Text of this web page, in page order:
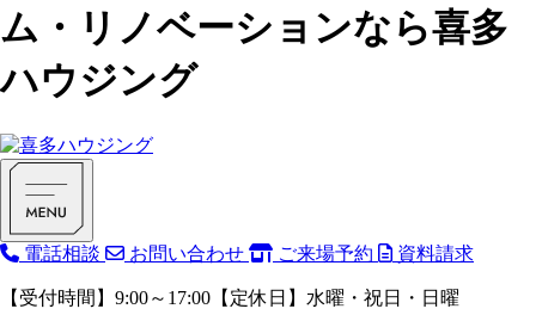
ム・リノベーションなら喜多
ハウジング
電話相談 お問い合わせ ご来場予約 資料請求
【受付時間】9:00～17:00【定休日】水曜・祝日・日曜